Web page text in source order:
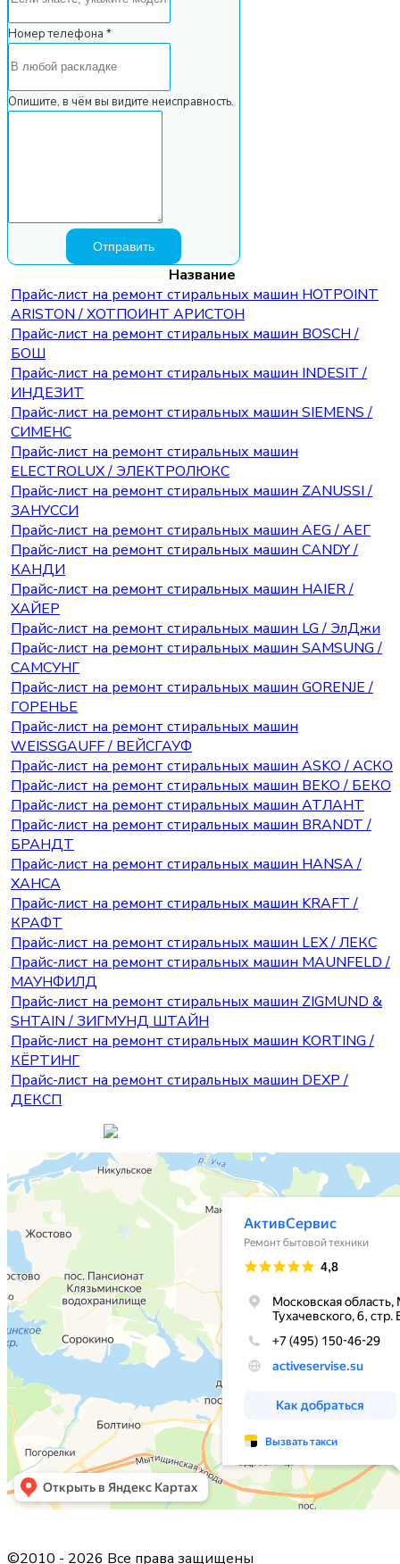
Номер телефона *
Опишите, в чём вы видите неисправность.
Название
Прайс-лист на ремонт стиральных машин HOTPOINT
ARISTON / ХОТПОИНТ АРИСТОН
Прайс-лист на ремонт стиральных машин BOSCH /
БОШ
Прайс-лист на ремонт стиральных машин INDESIT /
ИНДЕЗИТ
Прайс-лист на ремонт стиральных машин SIEMENS /
СИМЕНС
Прайс-лист на ремонт стиральных машин
ELECTROLUX / ЭЛЕКТРОЛЮКС
Прайс-лист на ремонт стиральных машин ZANUSSI /
ЗАНУССИ
Прайс-лист на ремонт стиральных машин AEG / АЕГ
Прайс-лист на ремонт стиральных машин CANDY /
КАНДИ
Прайс-лист на ремонт стиральных машин HAIER /
ХАЙЕР
Прайс-лист на ремонт стиральных машин LG / ЭлДжи
Прайс-лист на ремонт стиральных машин SAMSUNG /
САМСУНГ
Прайс-лист на ремонт стиральных машин GORENJE /
ГОРЕНЬЕ
Прайс-лист на ремонт стиральных машин
WEISSGAUFF / ВЕЙСГАУФ
Прайс-лист на ремонт стиральных машин ASKO / АСКО
Прайс-лист на ремонт стиральных машин BEKO / БЕКО
Прайс-лист на ремонт стиральных машин АТЛАНТ
Прайс-лист на ремонт стиральных машин BRANDT /
БРАНДТ
Прайс-лист на ремонт стиральных машин HANSA /
ХАНСА
Прайс-лист на ремонт стиральных машин KRAFT /
КРАФТ
Прайс-лист на ремонт стиральных машин LEX / ЛЕКС
Прайс-лист на ремонт стиральных машин MAUNFELD /
МАУНФИЛД
Прайс-лист на ремонт стиральных машин ZIGMUND &
SHTAIN / ЗИГМУНД ШТАЙН
Прайс-лист на ремонт стиральных машин KORTING /
КЁРТИНГ
Прайс-лист на ремонт стиральных машин DEXP /
ДЕКСП
©2010 - 2026 Все права защищены